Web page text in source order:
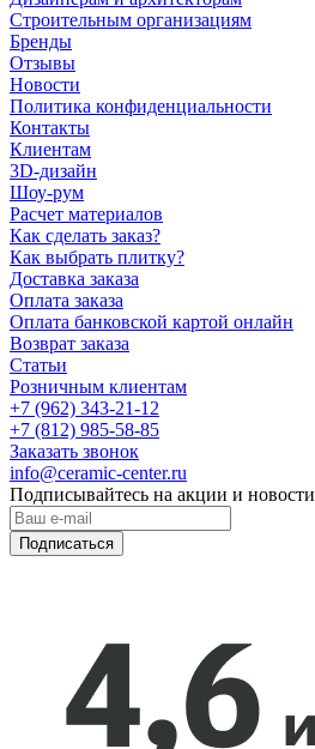
Строительным организациям
Бренды
Отзывы
Новости
Политика конфиденциальности
Контакты
Клиентам
3D-дизайн
Шоу-рум
Расчет материалов
Как сделать заказ?
Как выбрать плитку?
Доставка заказа
Оплата заказа
Оплата банковской картой онлайн
Возврат заказа
Статьи
Розничным клиентам
+7 (962) 343-21-12
+7 (812) 985-58-85
Заказать звонок
info@ceramic-center.ru
Подписывайтесь на акции и новости
Подписаться